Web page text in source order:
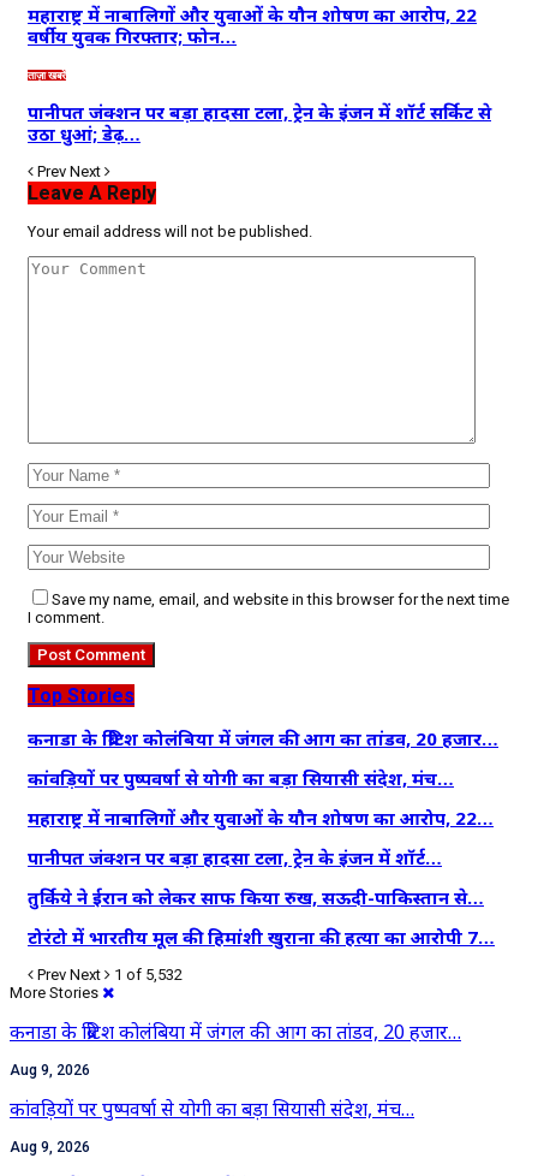
महाराष्ट्र में नाबालिगों और युवाओं के यौन शोषण का आरोप, 22
वर्षीय युवक गिरफ्तार; फोन…
ताज़ा खबरें
पानीपत जंक्शन पर बड़ा हादसा टला, ट्रेन के इंजन में शॉर्ट सर्किट से
उठा धुआं; डेढ़…
Prev Next
Leave A Reply
Your email address will not be published.
Save my name, email, and website in this browser for the next time
I comment.
Top Stories
कनाडा के ब्रिटिश कोलंबिया में जंगल की आग का तांडव, 20 हजार…
कांवड़ियों पर पुष्पवर्षा से योगी का बड़ा सियासी संदेश, मंच…
महाराष्ट्र में नाबालिगों और युवाओं के यौन शोषण का आरोप, 22…
पानीपत जंक्शन पर बड़ा हादसा टला, ट्रेन के इंजन में शॉर्ट…
तुर्किये ने ईरान को लेकर साफ किया रुख, सऊदी-पाकिस्तान से…
टोरंटो में भारतीय मूल की हिमांशी खुराना की हत्या का आरोपी 7…
Prev Next
1 of 5,532
More Stories
कनाडा के ब्रिटिश कोलंबिया में जंगल की आग का तांडव, 20 हजार…
Aug 9, 2026
कांवड़ियों पर पुष्पवर्षा से योगी का बड़ा सियासी संदेश, मंच…
Aug 9, 2026